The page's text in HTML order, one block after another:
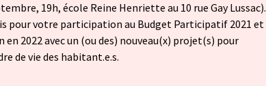
19h, école Reine Henriette au 10 rue Gay Lussac).
pour votre participation au Budget Participatif 2021 et
2022 avec un (ou des) nouveau(x) projet(s) pour
de vie des habitant.e.s.